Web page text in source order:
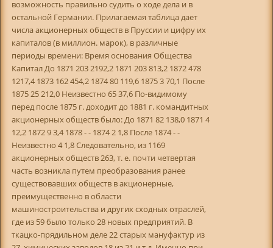
возможность правильно судить о ходе дела и в
остальной Германии. Прилагаемая таблица дает
числа акционерных обществ в Пруссии и цифру их
капиталов (в миллион. марок), в различные
периоды времени: Время основания Общества
Капитал До 1871 203 2192,2 1871 203 813,2 1872 478
1217,4 1873 162 454,2 1874 80 119,6 1875 3 70,1 После
1875 25 212,0 Неизвестно 65 37,6 По-видимому
перед после 1875 г. доходит до 1881 г. командитных
акционерных обществ было: До 1871 82 138,0 1871 4
12,2 1872 9 3,4 1878 - - 1874 2 1,8 После 1874 - -
Неизвестно 4 1,8 Следовательно, из 1169
акционерных обществ 263, т. е. почти четвертая
часть возникла путем преобразования ранее
существовавших обществ в акционерные,
преимущественно в области
машиностроительства и других сходных отраслей,
где из 59 было только 28 новых предприятий. В
ткацко-прядильном деле 22 старых мануфактур из